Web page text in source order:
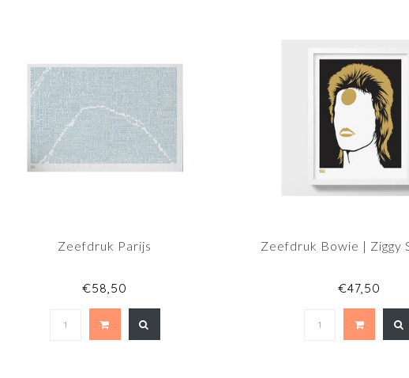
Zeefdruk Parijs
€58,50
Zeefdruk Bowie | Ziggy
€47,50